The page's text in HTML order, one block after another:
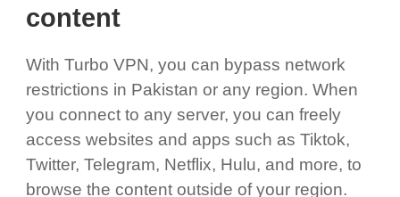
content
With Turbo VPN, you can bypass network
restrictions in Pakistan or any region. When
you connect to any server, you can freely
access websites and apps such as Tiktok,
Twitter, Telegram, Netflix, Hulu, and more, to
browse the content outside of your region.